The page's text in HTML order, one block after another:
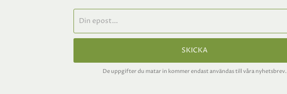
SKICKA
De uppgifter du matar in kommer endast användas till våra nyhetsbrev.